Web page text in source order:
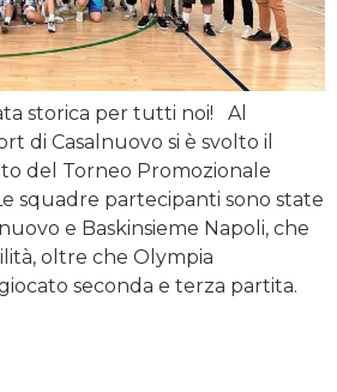
storica per tutti noi! Al
di Casalnuovo si è svolto il
del Torneo Promozionale
squadre partecipanti sono state
e Baskinsieme Napoli, che
oltre che Olympia
seconda e terza partita.